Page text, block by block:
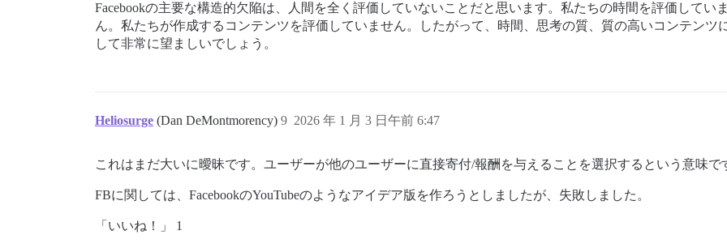
Facebookの主要な構造的欠陥は、人間を全く評価していないことだと思います。私たちの時間を評価してい
ん。私たちが作成するコンテンツを評価していません。したがって、時間、思考の質、質の高いコンテン
して非常に望ましいでしょう。
Heliosurge (Dan DeMontmorency) 2026 年 1 月 3 日午前 6:47
9
これはまだ大いに曖昧です。ユーザーが他のユーザーに直接寄付/報酬を与えることを選択するという意味で
FBに関しては、FacebookのYouTubeのようなアイデア版を作ろうとしましたが、失敗しました。
「いいね！」 1